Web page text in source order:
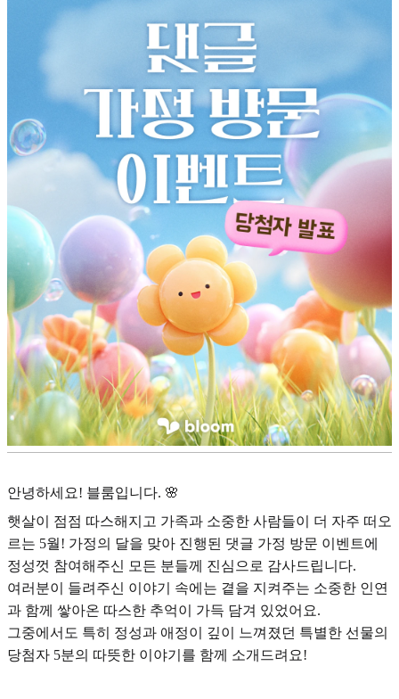
안녕하세요! 블룸입니다. 🌸
햇살이 점점 따스해지고 가족과 소중한 사람들이 더 자주 떠오
르는 5월! 가정의 달을 맞아 진행된 댓글 가정 방문 이벤트에
정성껏 참여해주신 모든 분들께 진심으로 감사드립니다.
여러분이 들려주신 이야기 속에는 곁을 지켜주는 소중한 인연
과 함께 쌓아온 따스한 추억이 가득 담겨 있었어요.
그중에서도 특히 정성과 애정이 깊이 느껴졌던 특별한 선물의
당첨자 5분의 따뜻한 이야기를 함께 소개드려요!